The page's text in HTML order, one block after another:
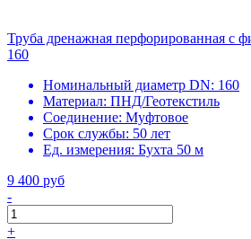
Труба дренажная перфорированная с
160
Номинальный диаметр DN: 160
Материал: ПНД/Геотекстиль
Соединение: Муфтовое
Срок службы: 50 лет
Ед. измерения: Бухта 50 м
9 400 руб
-
+